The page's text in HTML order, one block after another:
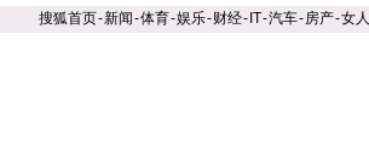
搜狐首页-新闻-体育-娱乐-财经- IT-汽车-房产-女人